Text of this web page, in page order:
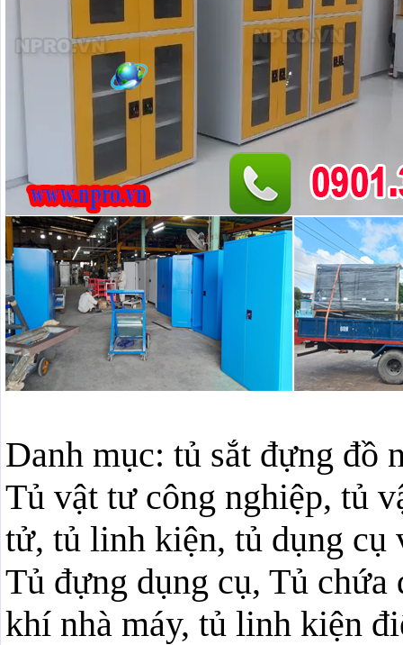
Danh mục: tủ sắt đựng đồ
Tủ vật tư công nghiệp, tủ
tử, tủ linh kiện, tủ dụng cụ
Tủ đựng dụng cụ, Tủ
khí nhà máy, tủ linh kiện